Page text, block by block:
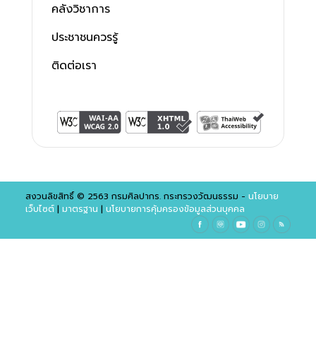
คลังวิชาการ
ประชาชนควรรู้
ติดต่อเรา
สงวนลิขสิทธิ์ © 2563 กรมศิลปากร. กระทรวงวัฒนธรรม - นโยบาย
เว็บไซต์| มาตรฐาน | นโยบายการคุ้มครองข้อมูลส่วนบุคคล